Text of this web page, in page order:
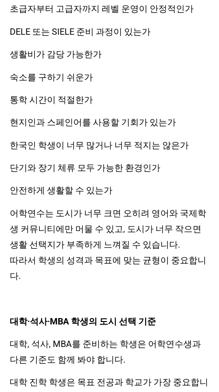
초급자부터 고급자까지 레벨 운영이 안정적인가
DELE 또는 SIELE 준비 과정이 있는가
생활비가 감당 가능한가
숙소를 구하기 쉬운가
통학 시간이 적절한가
현지인과 스페인어를 사용할 기회가 있는가
한국인 학생이 너무 많거나 너무 적지는 않은가
단기와 장기 체류 모두 가능한 환경인가
안전하게 생활할 수 있는가
어학연수는 도시가 너무 크면 오히려 영어와 국제학
생 커뮤니티에만 머물 수 있고, 도시가 너무 작으면
생활 선택지가 부족하게 느껴질 수 있습니다.
따라서 학생의 성격과 목표에 맞는 균형이 중요합니
다.
대학·석사·MBA 학생의 도시 선택 기준
대학, 석사, MBA를 준비하는 학생은 어학연수생과
다른 기준도 함께 봐야 합니다.
대학 진학 학생은 목표 전공과 학교가 가장 중요합니